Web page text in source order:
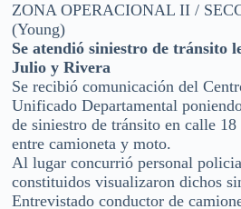
ZONA OPERACIONAL II /
(Young)
Se atendió siniestro de tránsito
Julio y Rivera
Se recibió comunicación del
Unificado Departamental
de siniestro de tránsito en calle
entre camioneta y moto.
Al lugar concurrió personal
constituidos visualizaron dichos
Entrevistado conductor de